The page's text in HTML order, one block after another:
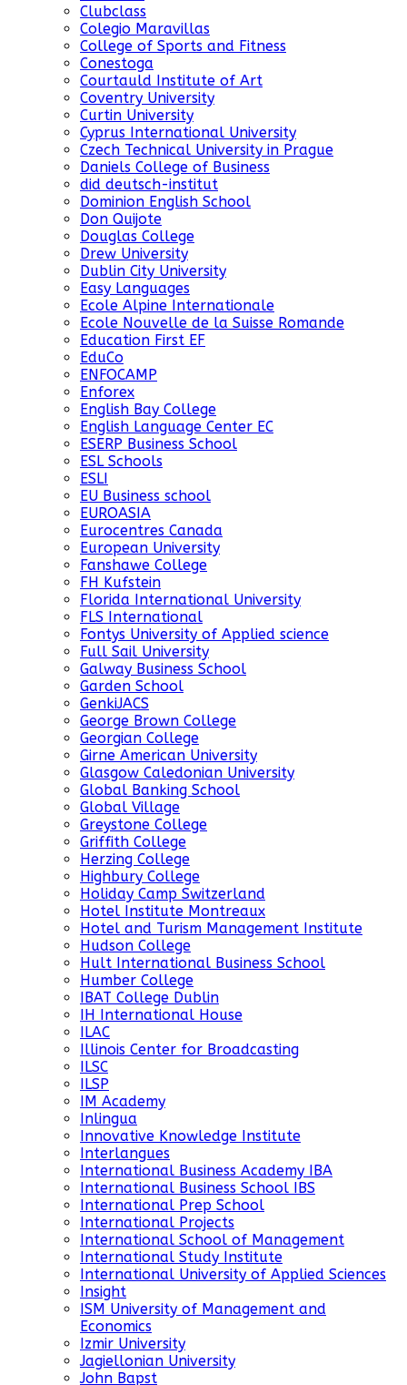
Clubclass
Colegio Maravillas
College of Sports and Fitness
Conestoga
Courtauld Institute of Art
Coventry University
Curtin University
Cyprus International University
Czech Technical University in Prague
Daniels College of Business
did deutsch-institut
Dominion English School
Don Quijote
Douglas College
Drew University
Dublin City University
Easy Languages
Ecole Alpine Internationale
Ecole Nouvelle de la Suisse Romande
Education First EF
EduCo
ENFOCAMP
Enforex
English Bay College
English Language Center EC
ESERP Business School
ESL Schools
ESLI
EU Business school
EUROASIA
Eurocentres Canada
European University
Fanshawe College
FH Kufstein
Florida International University
FLS International
Fontys University of Applied science
Full Sail University
Galway Business School
Garden School
GenkiJACS
George Brown College
Georgian College
Girne American University
Glasgow Caledonian University
Global Banking School
Global Village
Greystone College
Griffith College
Herzing College
Highbury College
Holiday Camp Switzerland
Hotel Institute Montreaux
Hotel and Turism Management Institute
Hudson College
Hult International Business School
Humber College
IBAT College Dublin
IH International House
ILAC
Illinois Center for Broadcasting
ILSC
ILSP
IM Academy
Inlingua
Innovative Knowledge Institute
Interlangues
International Business Academy IBA
International Business School IBS
International Prep School
International Projects
International School of Management
International Study Institute
International University of Applied Sciences
Insight
ISM University of Management and
Economics
Izmir University
Jagiellonian University
John Bapst